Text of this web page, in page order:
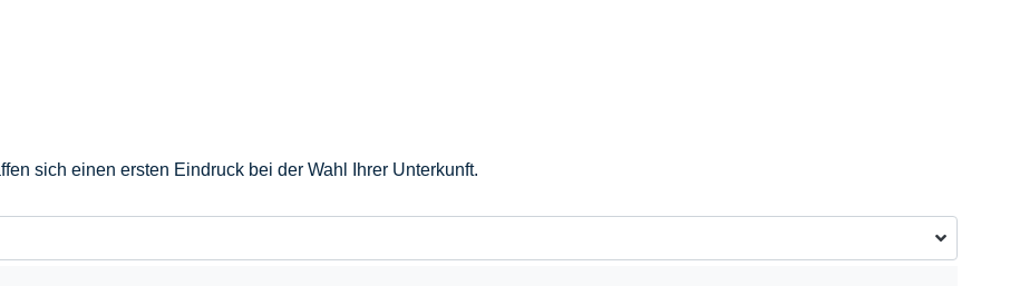
sich einen ersten Eindruck bei der Wahl Ihrer Unterkunft.